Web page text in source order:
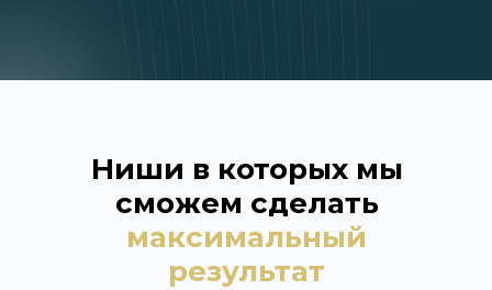
Ниши в которых мы
сможем сделать
максимальный
результат